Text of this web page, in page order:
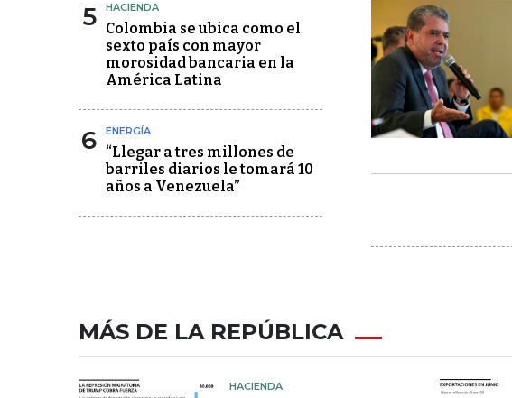
5 HACIENDA
Colombia se ubica como el
sexto país con mayor
morosidad bancaria en la
América Latina
6 ENERGÍA
“Llegar a tres millones de
barriles diarios le tomará 10
años a Venezuela”
MÁS DE LA REPÚBLICA
HACIENDA